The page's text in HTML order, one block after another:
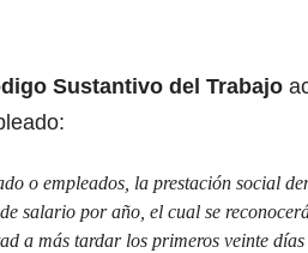
Sustantivo del Trabajo
o empleados, la prestación social
salario por año, el cual se
a más tardar los primeros veinte días